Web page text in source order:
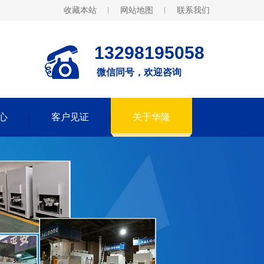
收藏本站 网站地图 联系我们
13298195058
微信同号，欢迎咨询
客户见证 关于华隆